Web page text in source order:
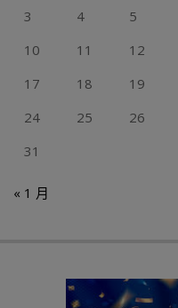
3
4 5
10
11 12
17
18 19
24
25 26
31
« 1 月